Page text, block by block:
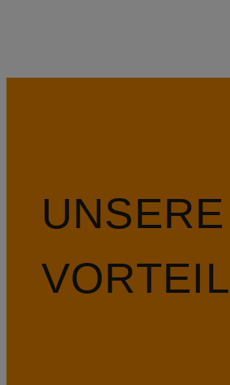
UNSERE